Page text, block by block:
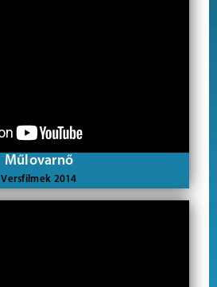
Műlovarnő
Versfilmek 2014